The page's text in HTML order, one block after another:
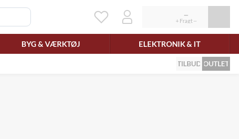
BYG & VÆRKTØJ ELEKTRONIK & IT
TILBUD OUTLET